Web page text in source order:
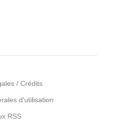
/ Crédits
d'utilisation
RSS